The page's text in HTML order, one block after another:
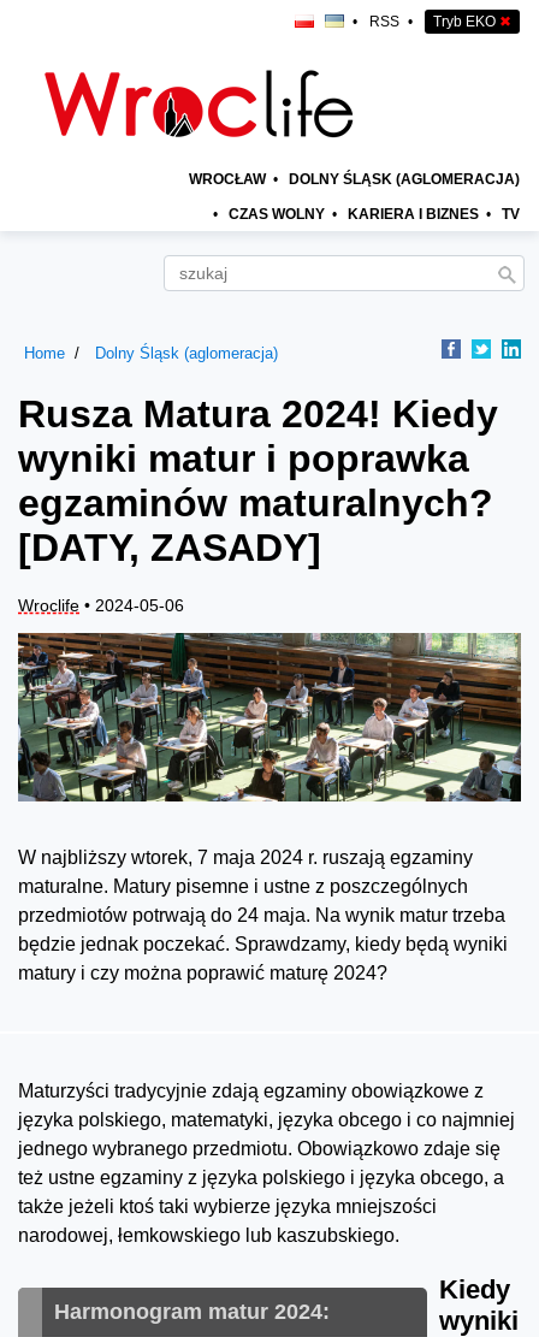
• RSS • Tryb EKO ✖
WROCŁAW • DOLNY ŚLĄSK (AGLOMERACJA)
• CZAS WOLNY • KARIERA I BIZNES • TV
Home Dolny Śląsk (aglomeracja)
Rusza Matura 2024! Kiedy
wyniki matur i poprawka
egzaminów maturalnych?
[DATY, ZASADY]
Wroclife • 2024-05-06
W najbliższy wtorek, 7 maja 2024 r. ruszają egzaminy
maturalne. Matury pisemne i ustne z poszczególnych
przedmiotów potrwają do 24 maja. Na wynik matur trzeba
będzie jednak poczekać. Sprawdzamy, kiedy będą wyniki
matury i czy można poprawić maturę 2024?
Maturzyści tradycyjnie zdają egzaminy obowiązkowe z
języka polskiego, matematyki, języka obcego i co najmniej
jednego wybranego przedmiotu. Obowiązkowo zdaje się
też ustne egzaminy z języka polskiego i języka obcego, a
także jeżeli ktoś taki wybierze języka mniejszości
narodowej, łemkowskiego lub kaszubskiego.
Harmonogram matur 2024:
Kiedy
wyniki